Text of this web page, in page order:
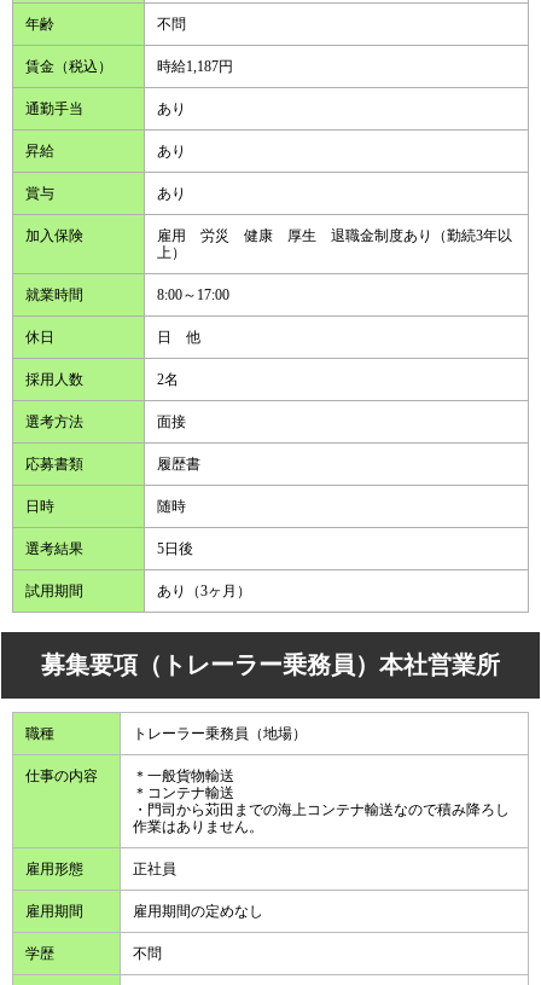
年齢 不問
賃金（税込） 時給1,187円
通勤手当 あり
昇給 あり
賞与 あり
加入保険
雇用 労災 健康 厚生 退職金制度あり（勤続3年以
上）
就業時間 8:00～17:00
休日 日 他
採用人数 2名
選考方法 面接
応募書類 履歴書
日時 随時
選考結果 5日後
試用期間 あり（3ヶ月）
募集要項（トレーラー乗務員）本社営業所
職種 トレーラー乗務員（地場）
仕事の内容
＊一般貨物輸送
＊コンテナ輸送
・門司から苅田までの海上コンテナ輸送なので積み降ろし
作業はありません。
雇用形態 正社員
雇用期間 雇用期間の定めなし
学歴 不問